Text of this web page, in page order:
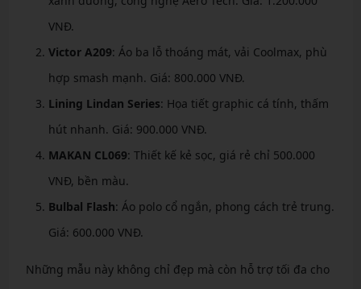
VNĐ.
Victor A209: Áo ba lỗ thoáng mát, vải Coolmax, phù
hợp smash mạnh. Giá: 800.000 VNĐ.
Lining Lindan Series: Họa tiết graphic cá tính, thấm
hút nhanh. Giá: 900.000 VNĐ.
MAKAN CL069: Thiết kế kẻ sọc, giá rẻ chỉ 500.000
VNĐ, bền màu.
Bulbal Flash: Áo polo cổ ngắn, phong cách trẻ trung.
Giá: 600.000 VNĐ.
Những mẫu này không chỉ đẹp mà còn hỗ trợ tối đa cho